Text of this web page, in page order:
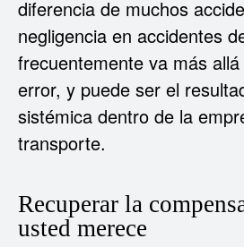
diferencia de muchos
negligencia en accidentes
frecuentemente va más
error, y puede ser el
sistémica dentro de la
transporte.
Recuperar la
usted merece